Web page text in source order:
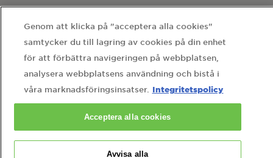
WEBBPLATSLÄNKAR
webbkarta användarvillkor
Genom att klicka på "acceptera alla cookies"
samtycker du till lagring av cookies på din enhet
för att förbättra navigeringen på webbplatsen,
analysera webbplatsens användning och bistå i
våra marknadsföringsinsatser. Integritetspolicy
Avvisa alla
Acceptera alla cookies